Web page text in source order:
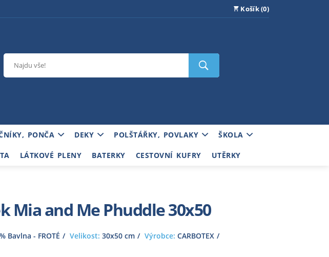
Košík (0)
PONČA DEKY POLŠTÁŘKY, POVLAKY ŠKOLA
LÁTKOVÉ PLENY BATERKY CESTOVNÍ KUFRY UTĚRKY
Mia and Me Phuddle 30x50
Bavlna - FROTÉ Velikost: 30x50 cm Výrobce: CARBOTEX